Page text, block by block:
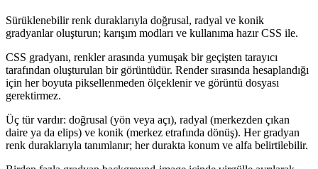
Sürüklenebilir renk duraklarıyla doğrusal, radyal ve konik
gradyanlar oluşturun; karışım modları ve kullanıma hazır CSS ile.
CSS gradyanı, renkler arasında yumuşak bir geçişten tarayıcı
tarafından oluşturulan bir görüntüdür. Render sırasında hesaplandığı
için her boyuta piksellenmeden ölçeklenir ve görüntü dosyası
gerektirmez.
Üç tür vardır: doğrusal (yön veya açı), radyal (merkezden çıkan
daire ya da elips) ve konik (merkez etrafında dönüş). Her gradyan
renk duraklarıyla tanımlanır; her durakta konum ve alfa belirtilebilir.